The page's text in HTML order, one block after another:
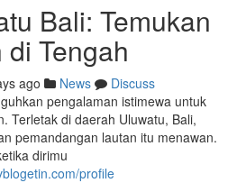
Bali: Temukan
Tengah
ago News
Discuss
pengalaman istimewa untuk
Terletak di daerah Uluwatu, Bali,
pemandangan lautan itu menawan.
dirimu
profile